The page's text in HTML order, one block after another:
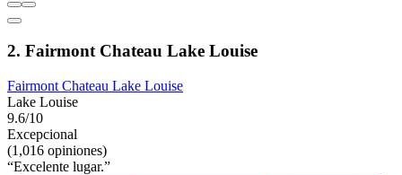
2. Fairmont Chateau Lake Louise
Fairmont Chateau Lake Louise
Lake Louise
9.6/10
Excepcional
(1,016 opiniones)
“Excelente lugar.”